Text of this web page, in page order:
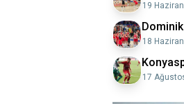
19
18
17